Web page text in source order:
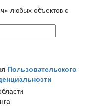
любых объектов с
Пользовательского